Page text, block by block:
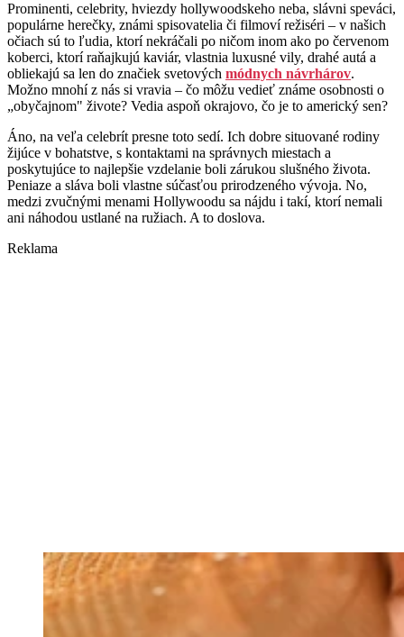
Prominenti, celebrity, hviezdy hollywoodskeho neba, slávni speváci,
populárne herečky, známi spisovatelia či filmoví režiséri – v našich
očiach sú to ľudia, ktorí nekráčali po ničom inom ako po červenom
koberci, ktorí raňajkujú kaviár, vlastnia luxusné vily, drahé autá a
obliekajú sa len do značiek svetových módnych návrhárov.
Možno mnohí z nás si vravia – čo môžu vedieť známe osobnosti o
„obyčajnom" živote? Vedia aspoň okrajovo, čo je to americký sen?
Áno, na veľa celebrít presne toto sedí. Ich dobre situované rodiny
žijúce v bohatstve, s kontaktami na správnych miestach a
poskytujúce to najlepšie vzdelanie boli zárukou slušného života.
Peniaze a sláva boli vlastne súčasťou prirodzeného vývoja. No,
medzi zvučnými menami Hollywoodu sa nájdu i takí, ktorí nemali
ani náhodou ustlané na ružiach. A to doslova.
Reklama